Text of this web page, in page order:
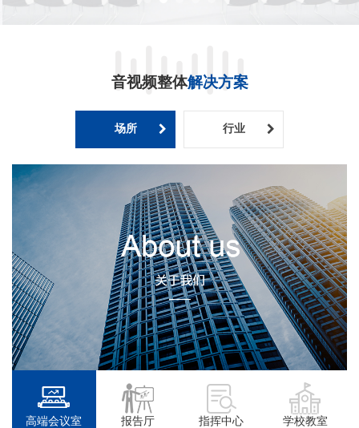
音视频整体解决方案
场所 行业
高端会议室 报告厅 指挥中心 学校教室